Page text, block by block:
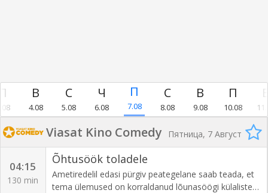
4.08 5.08 6.08 7.08 8.08 9.08 10.08
Viasat Kino Comedy Пятница, 7 Август
04:15
130 min
Õhtusöök toladele
Ametiredelil edasi pürgiv peategelane saab teada, et
tema ülemused on korraldanud lõunasöögi külaliste